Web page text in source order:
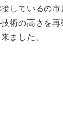
しているの
術の高さを
ました。